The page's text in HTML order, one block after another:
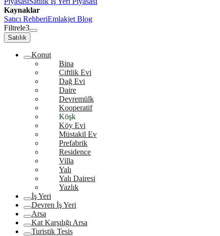
Kaynaklar
Satıcı RehberiEmlakjet Blog
Filtrele3
Satılık
Konut
Bina
Çiftlik Evi
Dağ Evi
Daire
Devremülk
Kooperatif
Köşk
Köy Evi
Müstakil Ev
Prefabrik
Residence
Villa
Yalı
Yalı Dairesi
Yazlık
İş Yeri
Devren İş Yeri
Arsa
Kat Karşılığı Arsa
Turistik Tesis